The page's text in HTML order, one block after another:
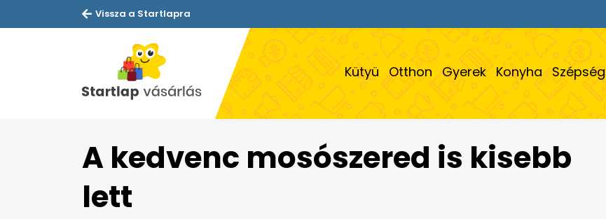
Vissza a Startlapra
Kütyü Otthon Gyerek Konyha Szépség
A kedvenc mosószered is kisebb
lett